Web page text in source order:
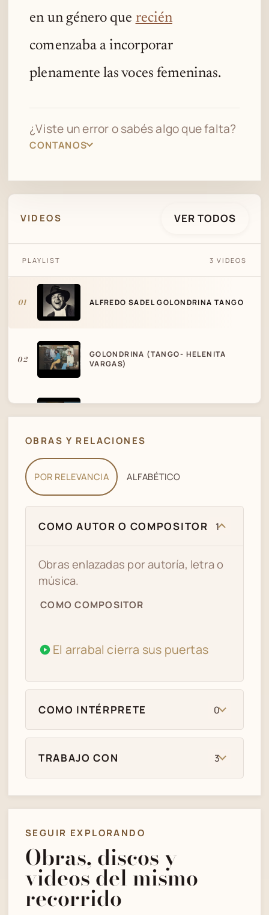
en un género que recién
comenzaba a incorporar
plenamente las voces femeninas.
¿Viste un error o sabés algo que falta?
CONTANOS
VIDEOS VER TODOS
ALFREDO SADEL GOLONDRINA TANGO
PLAYLIST 3 VIDEOS
01 ALFREDO SADEL GOLONDRINA TANGO
02
GOLONDRINA (TANGO- HELENITA
VARGAS)
03
OBRAS Y RELACIONES
POR RELEVANCIA ALFABÉTICO
COMO AUTOR O COMPOSITOR 1
Obras enlazadas por autoría, letra o
música.
COMO COMPOSITOR
El arrabal cierra sus puertas
COMO INTÉRPRETE 0
TRABAJO CON 3
SEGUIR EXPLORANDO
Obras, discos y
videos del mismo
recorrido